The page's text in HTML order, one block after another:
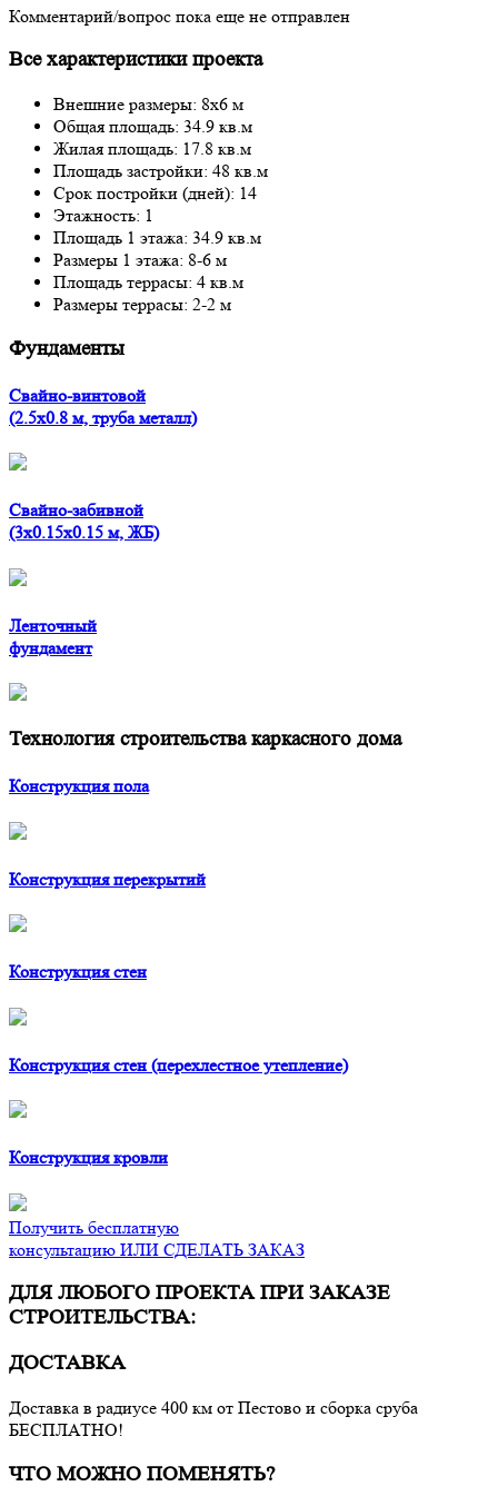
Комментарий/вопрос пока еще не отправлен
Все характеристики проекта
Внешние размеры: 8x6 м
Общая площадь: 34.9 кв.м
Жилая площадь: 17.8 кв.м
Площадь застройки: 48 кв.м
Срок постройки (дней): 14
Этажность: 1
Площадь 1 этажа: 34.9 кв.м
Размеры 1 этажа: 8-6 м
Площадь террасы: 4 кв.м
Размеры террасы: 2-2 м
Фундаменты
Свайно-винтовой
(2.5x0.8 м, труба металл)
Свайно-забивной
(3x0.15x0.15 м, ЖБ)
Ленточный
фундамент
Технология строительства каркасного дома
Конструкция пола
Конструкция перекрытий
Конструкция стен
Конструкция стен (перехлестное утепление)
Конструкция кровли
Получить бесплатную
консультацию ИЛИ СДЕЛАТЬ ЗАКАЗ
ДЛЯ ЛЮБОГО ПРОЕКТА ПРИ ЗАКАЗЕ
СТРОИТЕЛЬСТВА:
ДОСТАВКА
Доставка в радиусе 400 км от Пестово и сборка сруба
БЕСПЛАТНО!
ЧТО МОЖНО ПОМЕНЯТЬ?